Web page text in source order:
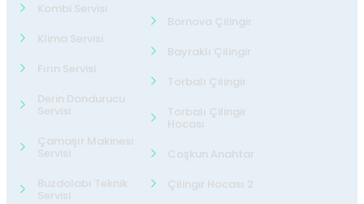
Kombi Servisi
Klima Servisi
Fırın Servisi
Derin Dondurucu
Servisi
Çamaşır Makinesi
Servisi
Buzdolabı Teknik
Servisi
Bornova Çilingir
Bayraklı Çilingir
Torbalı Çilingir
Torbalı Çilingir
Hocası
Coşkun Anahtar
Çilingir Hocası 2